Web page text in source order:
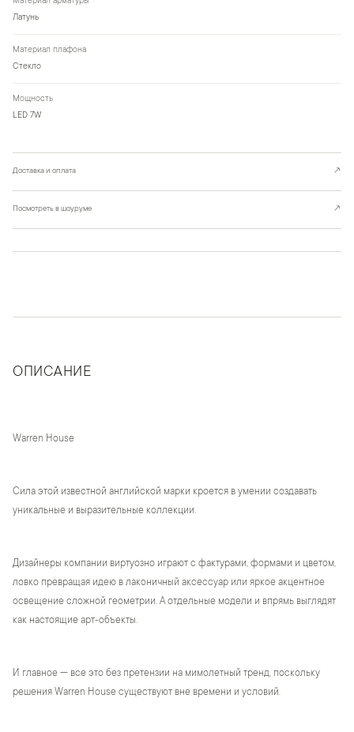
Латунь
Материал плафона
Стекло
Мощность
LED 7W
Доставка и оплата ↗
Посмотреть в шоуруме ↗
ОПИСАНИЕ
Warren House
Сила этой известной английской марки кроется в умении создавать
уникальные и выразительные коллекции.
Дизайнеры компании виртуозно играют с фактурами, формами и цветом,
ловко превращая идею в лаконичный аксессуар или яркое акцентное
освещение сложной геометрии. А отдельные модели и впрямь выглядят
как настоящие арт-объекты.
И главное — все это без претензии на мимолетный тренд, поскольку
решения Warren House существуют вне времени и условий.